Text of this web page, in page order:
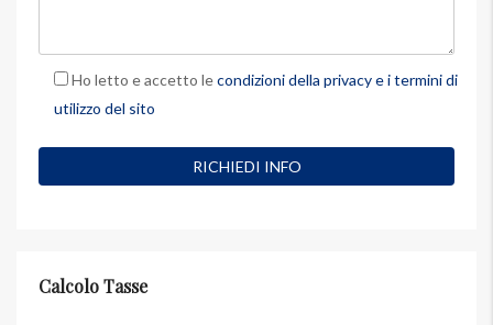
Ho letto e accetto lecondizioni della privacy e i termini di
utilizzo del sito
Calcolo Tasse